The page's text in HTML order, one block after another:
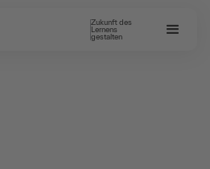
Zukunft des
Lernens
gestalten